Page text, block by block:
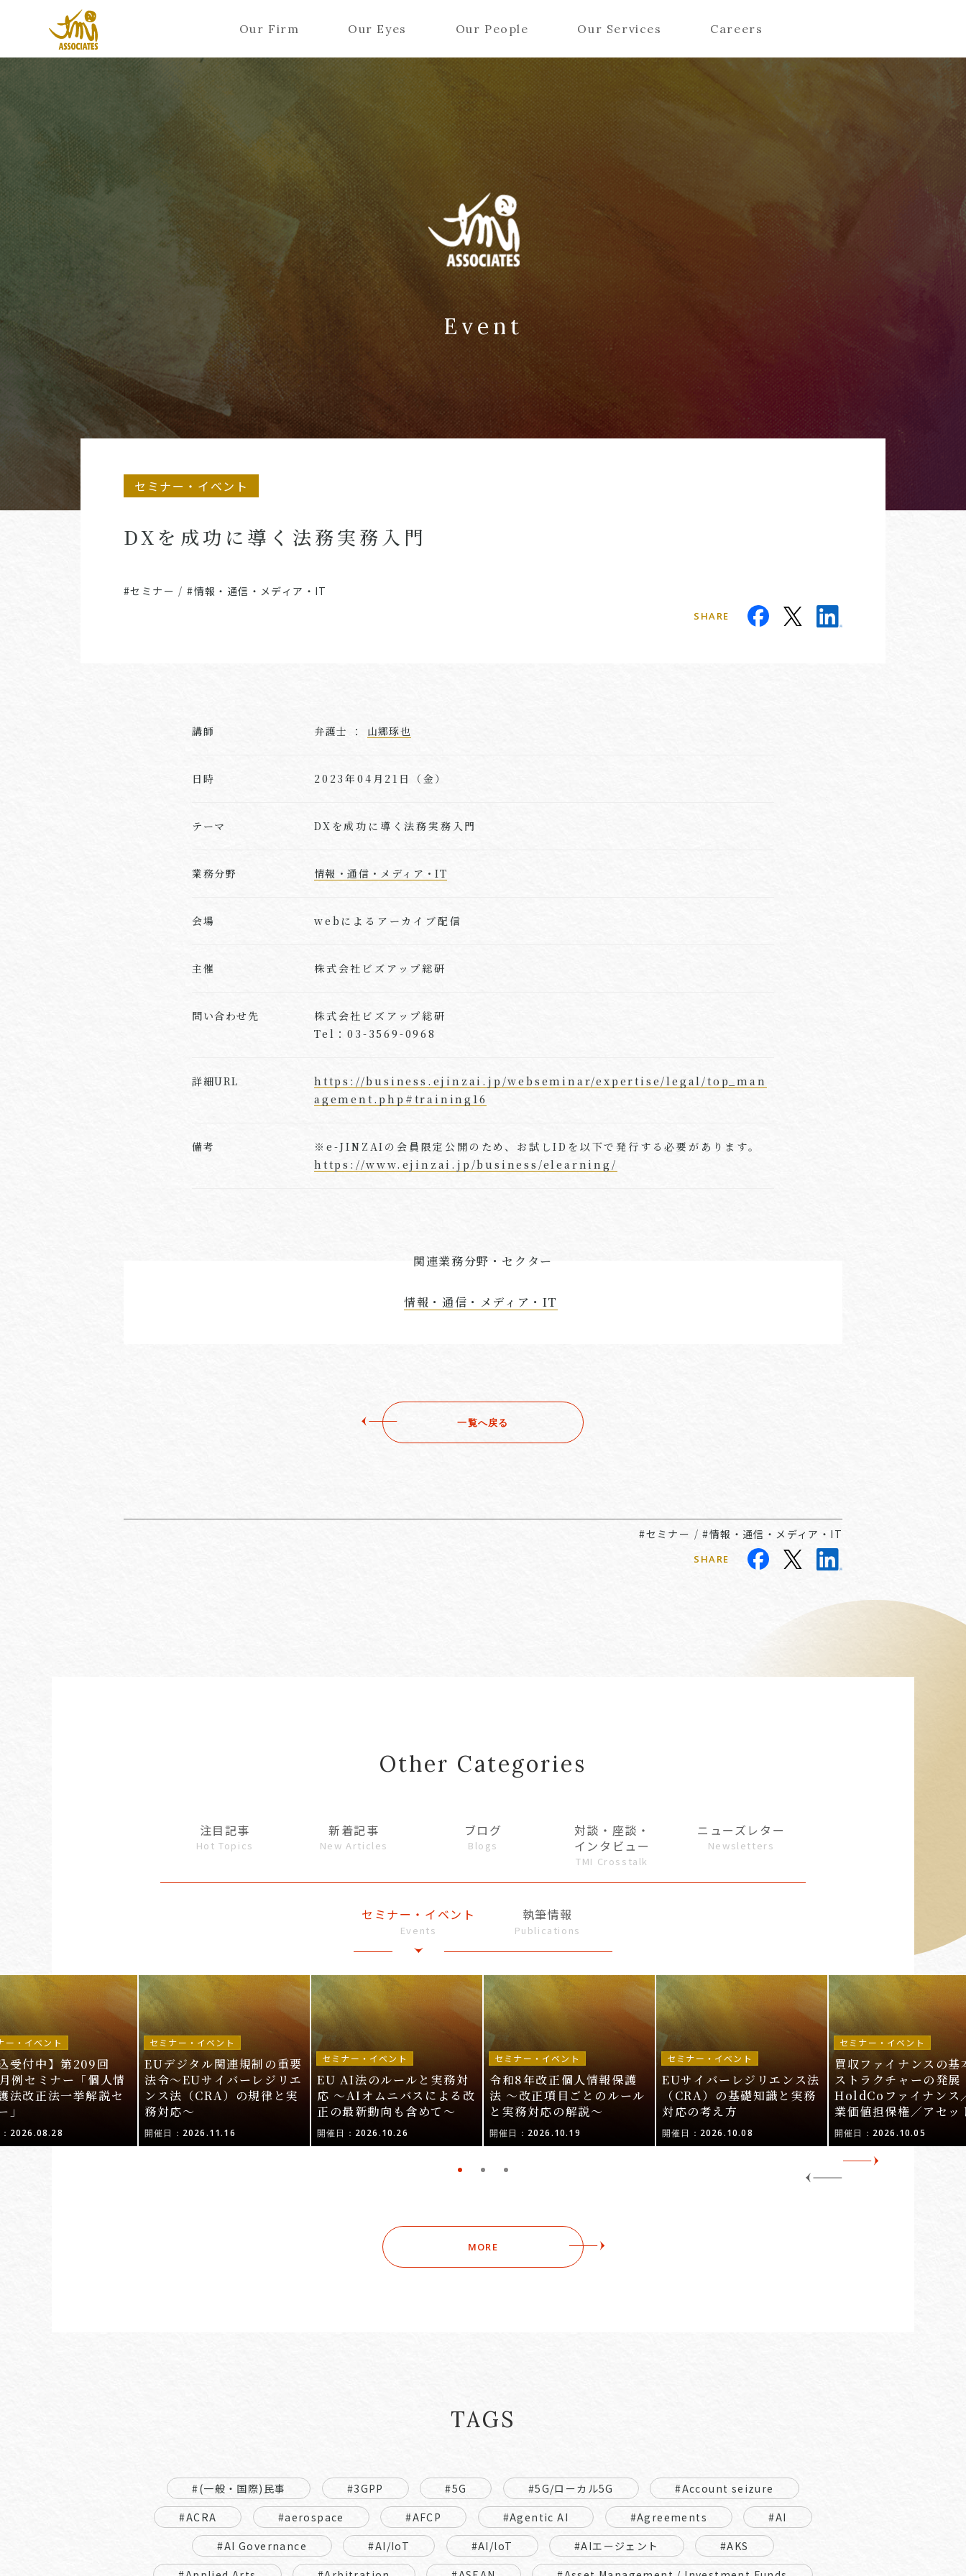
Our Firm Our Eyes Our People Our Services Careers
Event
セミナー・イベント
DXを成功に導く法務実務入門
#セミナー /#情報・通信・メディア・IT
SHARE
講師 弁護士 ： 山郷琢也
日時 2023年04月21日（金）
テーマ DXを成功に導く法務実務入門
業務分野 情報・通信・メディア・IT
会場 webによるアーカイブ配信
主催 株式会社ビズアップ総研
問い合わせ先
株式会社ビズアップ総研
Tel：03-3569-0968
詳細URL
https://business.ejinzai.jp/webseminar/expertise/legal/top_man
agement.php#training16
備考
※e-JINZAIの会員限定公開のため、お試しIDを以下で発行する必要があります。
https://www.ejinzai.jp/business/elearning/
関連業務分野・セクター
情報・通信・メディア・IT
一覧へ戻る
#セミナー /#情報・通信・メディア・IT
SHARE
Other Categories
注目記事
Hot Topics
新着記事
New Articles
ブログ
Blogs
対談・座談・
インタビュー
TMI Crosstalk
ニューズレター
Newsletters
セミナー・イベント
Events
執筆情報
Publications
ー・イベント
受付中】第209回
例セミナー「個人情
法改正法一挙解説セ
」
2026.08.28
セミナー・イベント
EUデジタル関連規制の重要
法令〜EUサイバーレジリエ
ンス法（CRA）の規律と実
務対応〜
開催日：2026.11.16
セミナー・イベント
EU AI法のルールと実務対
応 〜AIオムニバスによる改
正の最新動向も含めて〜
開催日：2026.10.26
セミナー・イベント
令和8年改正個人情報保護
法 〜改正項目ごとのルール
と実務対応の解説〜
開催日：2026.10.19
セミナー・イベント
EUサイバーレジリエンス法
（CRA）の基礎知識と実務
対応の考え方
開催日：2026.10.08
セミナー・イベント
買収ファイナンスの基
ストラクチャーの発展
HoldCoファイナンス
業価値担保権／アセッ
活用〜
開催日：2026.10.05
MORE
TAGS
#(一般・国際)民事 #3GPP #5G #5G/ローカル5G
#Account seizure
#ACRA
#aerospace #AFCP #Agentic AI #Agreements
#AI
#AI Governance
#AI/IoT #AI/loT #AIエージェント
#AKS